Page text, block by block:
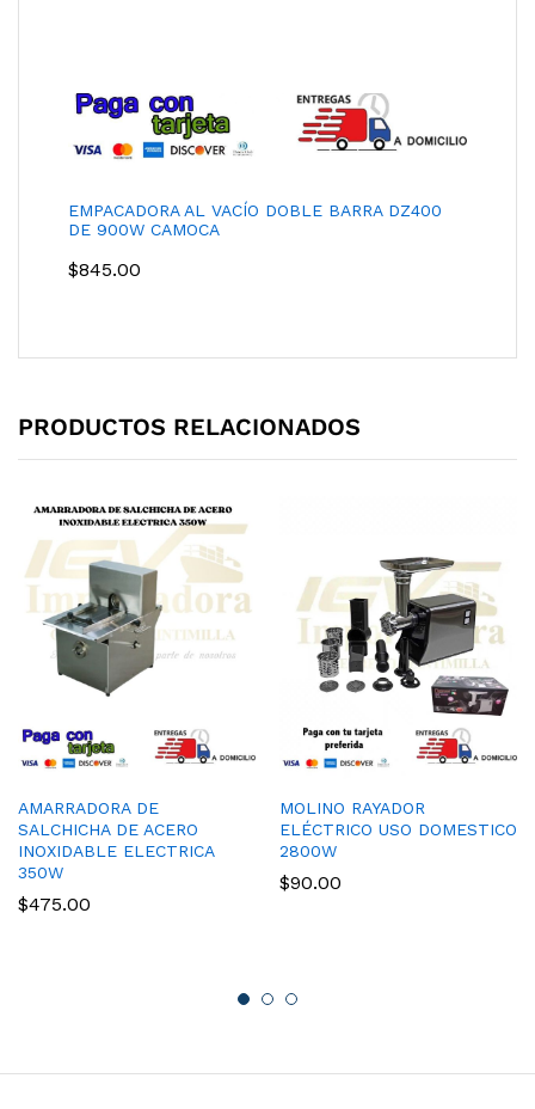
EMPACADORA AL VACÍO DOBLE BARRA DZ400
DE 900W CAMOCA
$845.00
PRODUCTOS RELACIONADOS
AMARRADORA DE
SALCHICHA DE ACERO
INOXIDABLE ELECTRICA
350W
$475.00
MOLINO RAYADOR
ELÉCTRICO USO DOMESTICO
2800W
$90.00